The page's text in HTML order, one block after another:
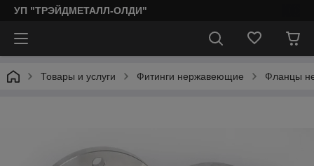
УП "ТРЭЙДМЕТАЛЛ-ОЛДИ"
Товары и услуги Фитинги нержавеющие Фланцы